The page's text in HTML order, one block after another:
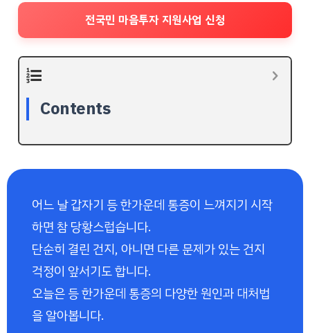
전국민 마음투자 지원사업 신청
Contents
어느 날 갑자기 등 한가운데 통증이 느껴지기 시작
하면 참 당황스럽습니다.
단순히 결린 건지, 아니면 다른 문제가 있는 건지
걱정이 앞서기도 합니다.
오늘은 등 한가운데 통증의 다양한 원인과 대처법
을 알아봅니다.